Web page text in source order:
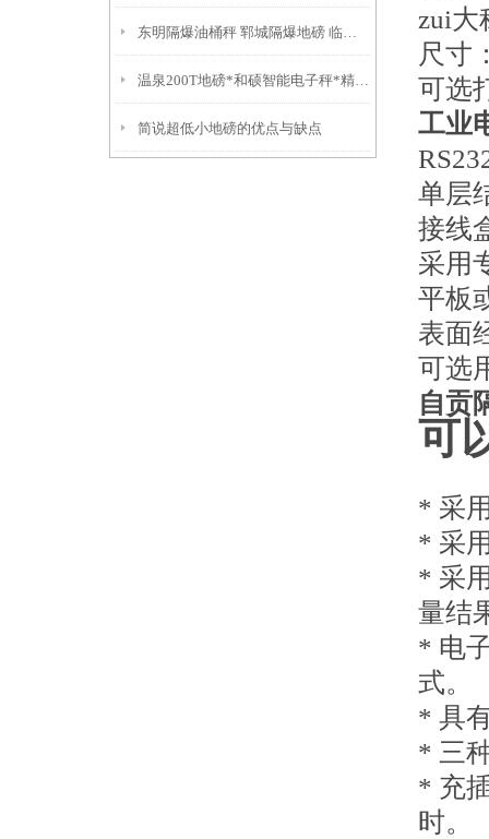
东明隔爆油桶秤 郓城隔爆地磅 临清防爆钢瓶秤
温泉200T地磅*和硕智能电子秤*精河50T地磅
简说超低小地磅的优点与缺点
zui大
尺寸
可选
工业
单层
接线
采用
平板
表面
可选
自贡
可
* 采
* 采
* 采
量结
* 电
式。
* 具
* 三
* 充
时。